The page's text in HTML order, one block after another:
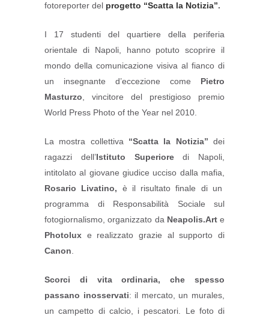
fotoreporter del progetto “Scatta la Notizia”.
I 17 studenti del quartiere della periferia
orientale di Napoli, hanno potuto scoprire il
mondo della comunicazione visiva al fianco di
un insegnante d’eccezione come Pietro
Masturzo, vincitore del prestigioso premio
World Press Photo of the Year nel 2010.
La mostra collettiva “Scatta la Notizia” dei
ragazzi dell’Istituto Superioredi Napoli,
intitolato al giovane giudice ucciso dalla mafia,
Rosario Livatino, è il risultato finale di un
programma di Responsabilità Sociale sul
fotogiornalismo, organizzato da Neapolis.Arte
Photolux e realizzato grazie al supporto di
Canon.
Scorci di vita ordinaria, che spesso
passano inosservati: il mercato, un murales,
un campetto di calcio, i pescatori. Le foto di